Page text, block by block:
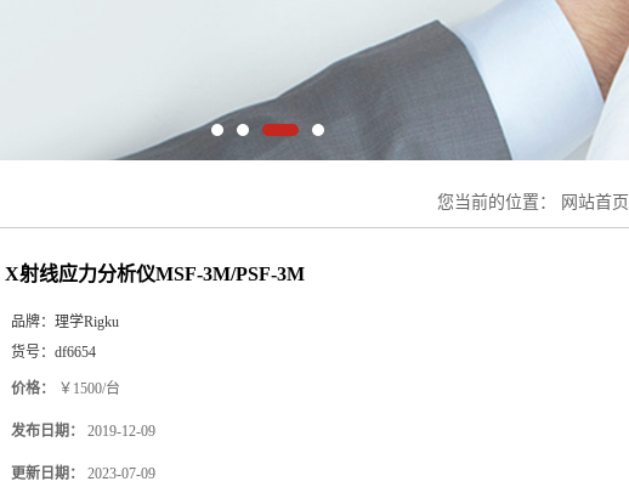
您当前的位置： 网站首页
X射线应力分析仪MSF-3M/PSF-3M
品牌： 理学Rigku
货号： df6654
价格： ￥1500/台
发布日期： 2019-12-09
更新日期： 2023-07-09